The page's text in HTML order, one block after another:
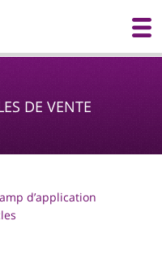
DE VENTE
d’application